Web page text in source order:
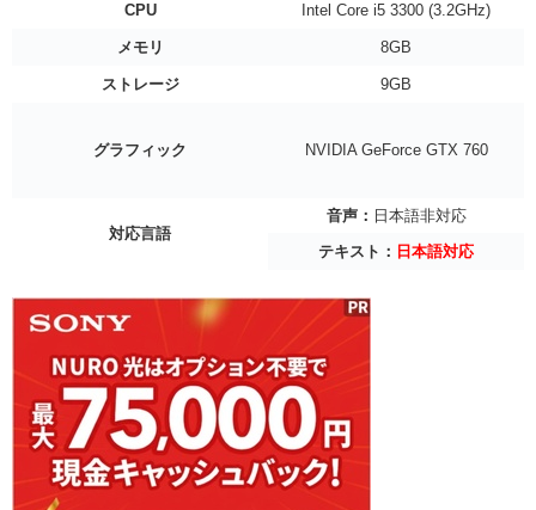
CPU
Intel Core i5 3300 (3.2GHz)
メモリ 8GB
ストレージ 9GB
グラフィック NVIDIA GeForce GTX 760
対応言語
音声： 日本語非対応
テキスト： 日本語対応